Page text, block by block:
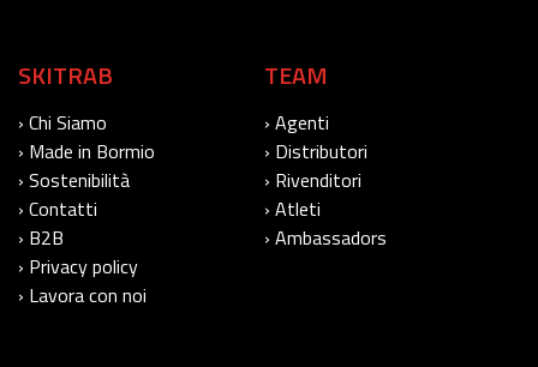
SKITRAB
› Chi Siamo
› Made in Bormio
› Sostenibilità
› Contatti
› B2B
› Privacy policy
› Lavora con noi
TEAM
› Agenti
› Distributori
› Rivenditori
› Atleti
› Ambassadors